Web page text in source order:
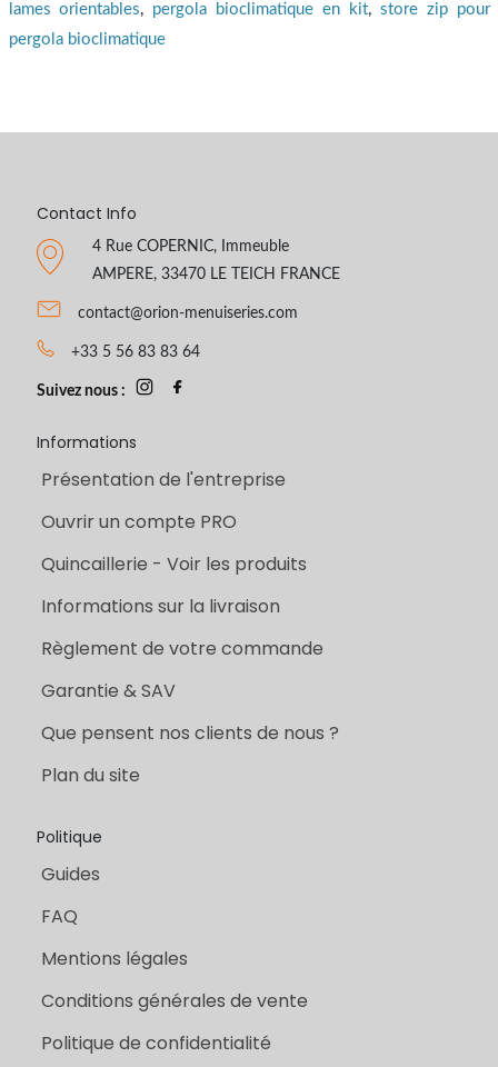
lames orientables, pergola bioclimatique en kit, store zip pour
pergola bioclimatique
Contact Info
4 Rue COPERNIC, Immeuble
AMPERE, 33470 LE TEICH FRANCE
contact@orion-menuiseries.com
+33 5 56 83 83 64
Suivez nous :
Informations
Présentation de l'entreprise
Ouvrir un compte PRO
Quincaillerie - Voir les produits
Informations sur la livraison
Règlement de votre commande
Garantie & SAV
Que pensent nos clients de nous ?
Plan du site
Politique
Guides
FAQ
Mentions légales
Conditions générales de vente
Politique de confidentialité